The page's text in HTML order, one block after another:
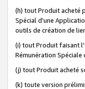
(h) tout Produit acheté
Spécial d'une
outils de création de
(i) tout Produit faisant
Rémunération Spéciale
(j) tout Produit acheté
(k) toute version